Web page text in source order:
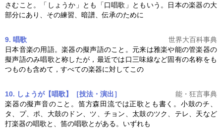
さむこと。「しょうか」とも「口唱歌」ともいう。日本の楽器の大
部分にあり、その練習、暗譜、伝承のために
9. 唱歌
世界大百科事典
日本音楽の用語。楽器の擬声語のこと。元来は雅楽や能の管楽器の
擬声語のみ唱歌と称したが，最近では口三味線など固有の名称をも
つものも含めて，すべての楽器に対してこの
10. しょうが【唱歌】［技法・演出］
能・狂言事典
楽器の擬声音のこと。笛方森田流では正歌とも書く。小鼓のチ、
タ、プ、ポ、大鼓のドン、ツ、チョン、太鼓のツク、テレ、天など
打楽器の唱歌と、笛の唱歌とがある。いずれも